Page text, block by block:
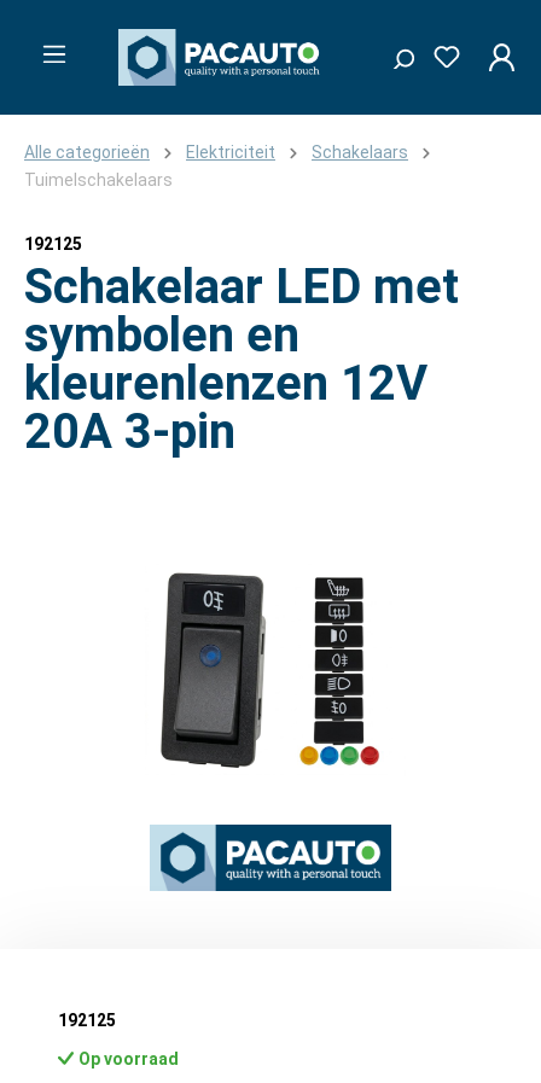
Alle categorieën Elektriciteit
Schakelaars
Tuimelschakelaars
192125
Schakelaar LED met
symbolen en
kleurenlenzen 12V
20A 3-pin
192125
Op voorraad